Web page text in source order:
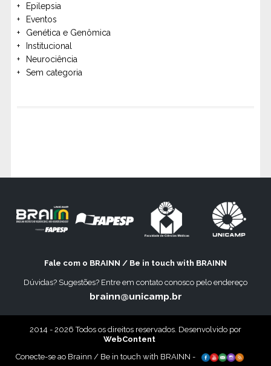
Epilepsia
Eventos
Genética e Genômica
Institucional
Neurociência
Sem categoria
Fale com o BRAINN / Be in touch with BRAINN
Dúvidas? Sugestões? Entre em contato conosco pelo endereço
brainn@unicamp.br
2014 - 2026 Todos os direitos reservados. Desenvolvido por
WebContent
Conecte-se ao Brainn / Be in touch with BRAINN -